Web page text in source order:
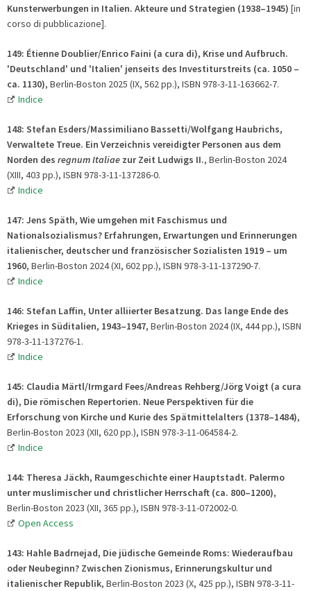
Kunsterwerbungen in Italien. Akteure und Strategien (1938–1945) [in
corso di pubblicazione].
149: Étienne Doublier/Enrico Faini (a cura di), Krise und Aufbruch.
'Deutschland' und 'Italien' jenseits des Investiturstreits (ca. 1050 –
ca. 1130), Berlin-Boston 2025 (IX, 562 pp.), ISBN 978-3-11-163662-7.
Indice
148: Stefan Esders/Massimiliano Bassetti/Wolfgang Haubrichs,
Verwaltete Treue. Ein Verzeichnis vereidigter Personen aus dem
Norden des regnum Italiae zur Zeit Ludwigs II., Berlin-Boston 2024
(XIII, 403 pp.), ISBN 978-3-11-137286-0.
Indice
147: Jens Späth, Wie umgehen mit Faschismus und
Nationalsozialismus? Erfahrungen, Erwartungen und Erinnerungen
italienischer, deutscher und französischer Sozialisten 1919 – um
1960, Berlin-Boston 2024 (XI, 602 pp.), ISBN 978-3-11-137290-7.
Indice
146: Stefan Laffin, Unter alliierter Besatzung. Das lange Ende des
Krieges in Süditalien, 1943–1947, Berlin-Boston 2024 (IX, 444 pp.), ISBN
978-3-11-137276-1.
Indice
145: Claudia Märtl/Irmgard Fees/Andreas Rehberg/Jörg Voigt (a cura
di), Die römischen Repertorien. Neue Perspektiven für die
Erforschung von Kirche und Kurie des Spätmittelalters (1378–1484),
Berlin-Boston 2023 (XII, 620 pp.), ISBN 978-3-11-064584-2.
Indice
144: Theresa Jäckh, Raumgeschichte einer Hauptstadt. Palermo
unter muslimischer und christlicher Herrschaft (ca. 800–1200),
Berlin-Boston 2023 (XII, 365 pp.), ISBN 978-3-11-072002-0.
Open Access
143: Hahle Badrnejad, Die jüdische Gemeinde Roms: Wiederaufbau
oder Neubeginn? Zwischen Zionismus, Erinnerungskultur und
italienischer Republik, Berlin-Boston 2023 (X, 425 pp.), ISBN 978-3-11-